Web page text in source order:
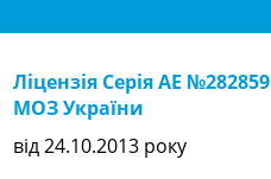
Ліцензія Серія АЕ №282859
МОЗ України
від 24.10.2013 року